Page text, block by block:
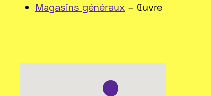
Magasins généraux – Œuvre